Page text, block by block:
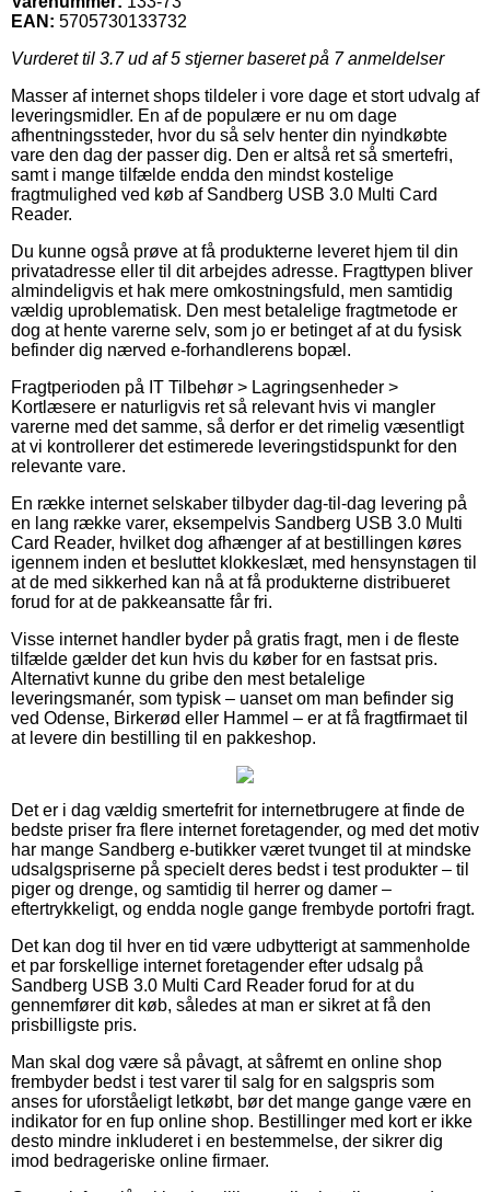
EAN: 5705730133732
Vurderet til 3.7ud af 5 stjerner baseret på 7anmeldelser
Masser af internet shops tildeler i vore dage et stort udvalg af
leveringsmidler. En af de populære er nu om dage
afhentningssteder, hvor du så selv henter din nyindkøbte
vare den dag der passer dig. Den er altså ret så smertefri,
samt i mange tilfælde endda den mindst kostelige
fragtmulighed ved køb af Sandberg USB 3.0 Multi Card
Reader.
Du kunne også prøve at få produkterne leveret hjem til din
privatadresse eller til dit arbejdes adresse. Fragttypen bliver
almindeligvis et hak mere omkostningsfuld, men samtidig
vældig uproblematisk. Den mest betalelige fragtmetode er
dog at hente varerne selv, som jo er betinget af at du fysisk
befinder dig nærved e-forhandlerens bopæl.
Fragtperioden på IT Tilbehør > Lagringsenheder >
Kortlæsere er naturligvis ret så relevant hvis vi mangler
varerne med det samme, så derfor er det rimelig væsentligt
at vi kontrollerer det estimerede leveringstidspunkt for den
relevante vare.
En række internet selskaber tilbyder dag-til-dag levering på
en lang række varer, eksempelvis Sandberg USB 3.0 Multi
Card Reader, hvilket dog afhænger af at bestillingen køres
igennem inden et besluttet klokkeslæt, med hensynstagen til
at de med sikkerhed kan nå at få produkterne distribueret
forud for at de pakkeansatte får fri.
Visse internet handler byder på gratis fragt, men i de fleste
tilfælde gælder det kun hvis du køber for en fastsat pris.
Alternativt kunne du gribe den mest betalelige
leveringsmanér, som typisk – uanset om man befinder sig
ved Odense, Birkerød eller Hammel – er at få fragtfirmaet til
at levere din bestilling til en pakkeshop.
Det er i dag vældig smertefrit for internetbrugere at finde de
bedste priser fra flere internet foretagender, og med det motiv
har mange Sandberg e-butikker været tvunget til at mindske
udsalgspriserne på specielt deres bedst i test produkter – til
piger og drenge, og samtidig til herrer og damer –
eftertrykkeligt, og endda nogle gange frembyde portofri fragt.
Det kan dog til hver en tid være udbytterigt at sammenholde
et par forskellige internet foretagender efter udsalg på
Sandberg USB 3.0 Multi Card Reader forud for at du
gennemfører dit køb, således at man er sikret at få den
prisbilligste pris.
Man skal dog være så påvagt, at såfremt en online shop
frembyder bedst i test varer til salg for en salgspris som
anses for uforståeligt letkøbt, bør det mange gange være en
indikator for en fup online shop. Bestillinger med kort er ikke
desto mindre inkluderet i en bestemmelse, der sikrer dig
imod bedrageriske online firmaer.